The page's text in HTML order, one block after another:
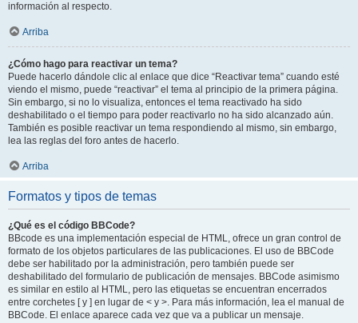
información al respecto.
Arriba
¿Cómo hago para reactivar un tema?
Puede hacerlo dándole clic al enlace que dice “Reactivar tema” cuando esté
viendo el mismo, puede “reactivar” el tema al principio de la primera página.
Sin embargo, si no lo visualiza, entonces el tema reactivado ha sido
deshabilitado o el tiempo para poder reactivarlo no ha sido alcanzado aún.
También es posible reactivar un tema respondiendo al mismo, sin embargo,
lea las reglas del foro antes de hacerlo.
Arriba
Formatos y tipos de temas
¿Qué es el código BBCode?
BBcode es una implementación especial de HTML, ofrece un gran control de
formato de los objetos particulares de las publicaciones. El uso de BBCode
debe ser habilitado por la administración, pero también puede ser
deshabilitado del formulario de publicación de mensajes. BBCode asimismo
es similar en estilo al HTML, pero las etiquetas se encuentran encerrados
entre corchetes [ y ] en lugar de < y >. Para más información, lea el manual de
BBCode. El enlace aparece cada vez que va a publicar un mensaje.